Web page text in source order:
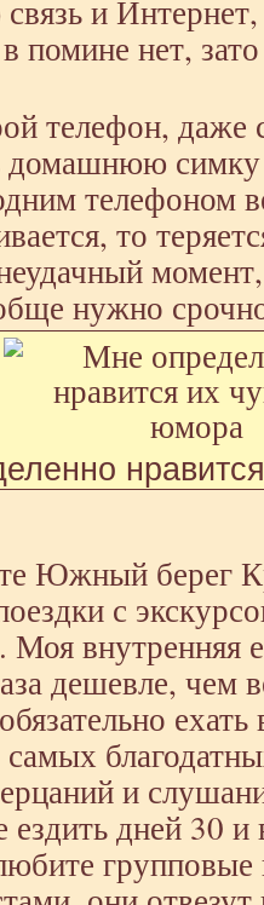
и
помине нет,
телефон,
домашнюю
телефоном
то
момент,
нужно
Южный
с
Моя внутренняя
дешевле, чем
и
ездить дней 30